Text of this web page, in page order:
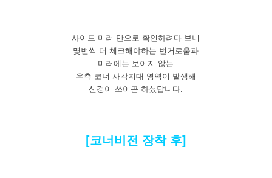
사이드 미러 만으로 확인하려다 보니
몇번씩 더 체크해야하는 번거로움과
미러에는 보이지 않는
우측 코너 사각지대 영역이 발생해
신경이 쓰이곤 하셨답니다.
[코너비전 장착 후]